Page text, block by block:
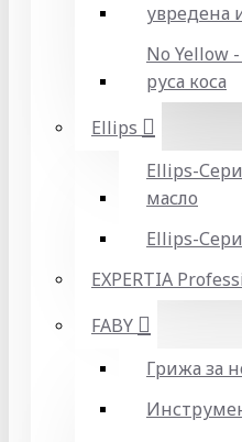
увредена
No Yellow
руса коса
Ellips
Ellips-
масло
Ellips-
EXPERTIA
FABY
Грижа за